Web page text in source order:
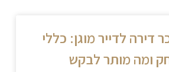
לדייר מוגן: כללי
ומה מותר לבקש